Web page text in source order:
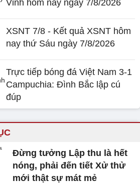
Vinh hôm nay ngày 7/8/2026
XSNT 7/8 - Kết quả XSNT hôm
nay thứ Sáu ngày 7/8/2026
Trực tiếp bóng đá Việt Nam 3-1
Campuchia: Đình Bắc lập cú
đúp
Đừng tưởng Lập thu là hết
nóng, phải đến tiết Xử thử
mới thật sự mát mẻ